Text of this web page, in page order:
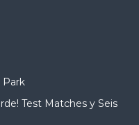
Park
Test Matches y Seis